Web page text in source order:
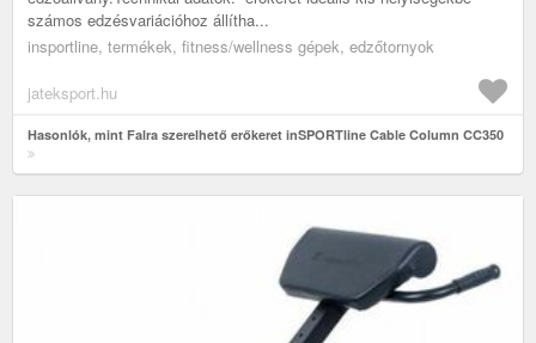
számos edzésvariációhoz állítha...
insportline, termékek, fitness/wellness gépek, edzőtornyok
jateksport.hu
Hasonlók, mint Falra szerelhető erőkeret inSPORTline Cable Column CC350